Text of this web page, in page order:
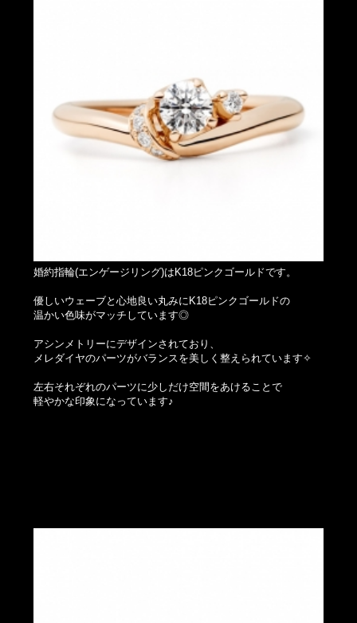
婚約指輪(エンゲージリング)はK18ピンクゴールドです。
優しいウェーブと心地良い丸みにK18ピンクゴールドの
温かい色味がマッチしています◎
アシンメトリーにデザインされており、
メレダイヤのパーツがバランスを美しく整えられています✧
左右それぞれのパーツに少しだけ空間をあけることで
軽やかな印象になっています♪